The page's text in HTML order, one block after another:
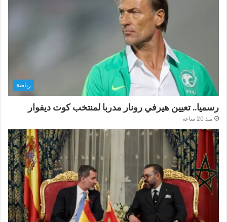
رياضة
رسميا.. تعيين هيرفي رونار مدربا لمنتخب كوت ديفوار
منذ 20 ساعة